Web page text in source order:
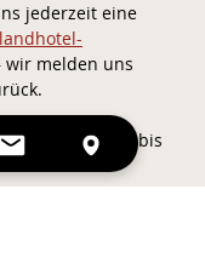
jederzeit eine
wir melden uns
und bis